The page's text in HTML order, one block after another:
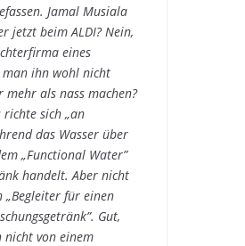
Jamal Musiala
jetzt beim ALDI? Nein,
eines
man ihn wohl nicht
mehr als nass machen?
sich „an
das Wasser über
„Functional Water”
handelt. Aber nicht
„Begleiter für einen
Gut,
nicht von einem